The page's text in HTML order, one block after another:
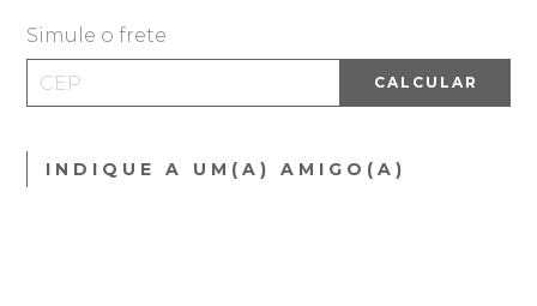
Simule o frete
CALCULAR
INDIQUE A UM(A) AMIGO(A)